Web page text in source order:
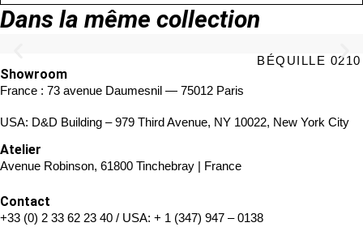
Dans la même collection
BÉQUILLE
Showroom
France : 73 avenue Daumesnil — 75012 Paris
USA: D&D Building – 979 Third Avenue, NY 10022, New York City
Atelier
Avenue Robinson, 61800 Tinchebray | France
Contact
+33 (0) 2 33 62 23 40 / USA: + 1 (347) 947 – 0138